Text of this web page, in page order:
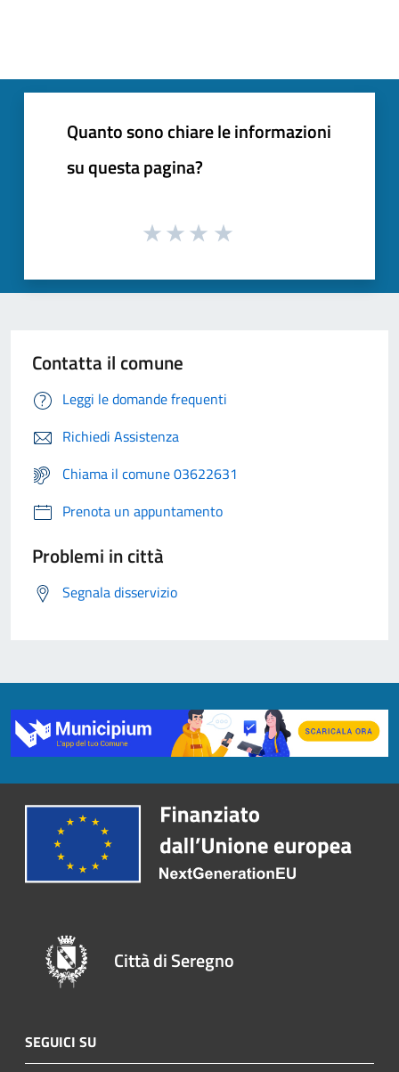
Quanto sono chiare le informazioni
su questa pagina?
Contatta il comune
Leggi le domande frequenti
Richiedi Assistenza
Chiama il comune 03622631
Prenota un appuntamento
Problemi in città
Segnala disservizio
Città di Seregno
SEGUICI SU